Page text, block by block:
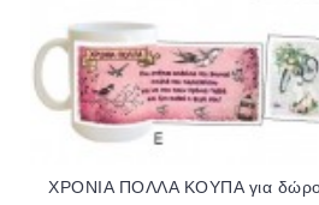
ΧΡΟΝΙΑ ΠΟΛΛΑ ΚΟΥΠΑ για